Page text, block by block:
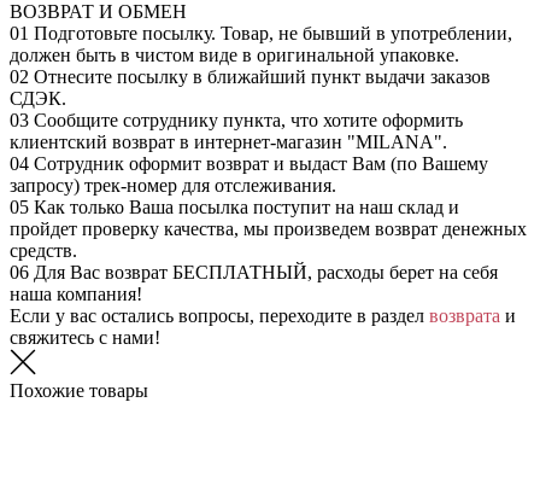
ВОЗВРАТ И ОБМЕН
01 Подготовьте посылку. Товар, не бывший в употреблении,
должен быть в чистом виде в оригинальной упаковке.
02 Отнесите посылку в ближайший пункт выдачи заказов
СДЭК.
03 Сообщите сотруднику пункта, что хотите оформить
клиентский возврат в интернет-магазин "MILANA".
04 Сотрудник оформит возврат и выдаст Вам (по Вашему
запросу) трек-номер для отслеживания.
05 Как только Ваша посылка поступит на наш склад и
пройдет проверку качества, мы произведем возврат денежных
средств.
06 Для Вас возврат БЕСПЛАТНЫЙ, расходы берет на себя
наша компания!
Если у вас остались вопросы, переходите в раздел возврата и
свяжитесь с нами!
Похожие товары